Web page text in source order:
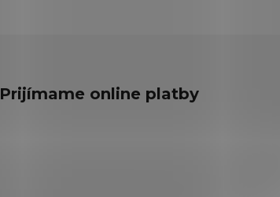
Prijímame online platby